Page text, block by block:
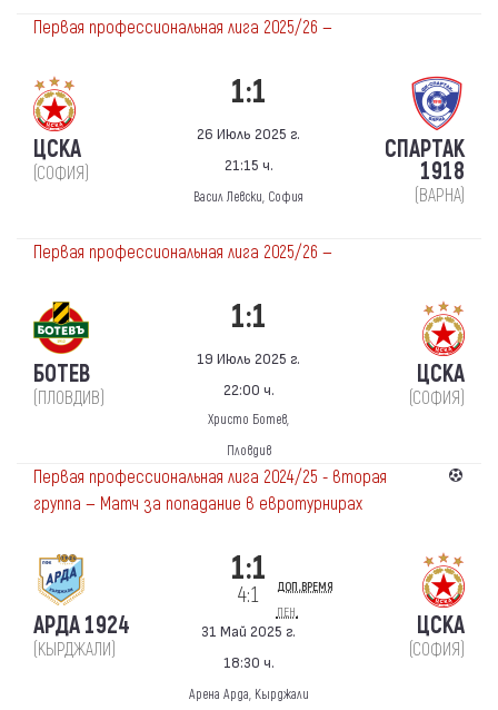
Первая профессиональная лига 2025/26 —
ЦСКА
(СОФИЯ)
1:1
26 Июль 2025 г.
21:15 ч.
Васил Левски, София
СПАРТАК
1918
(ВАРНА)
Первая профессиональная лига 2025/26 —
БОТЕВ
(ПЛОВДИВ)
1:1
19 Июль 2025 г.
22:00 ч.
Христо Ботев,
Пловдив
ЦСКА
(СОФИЯ)
Первая профессиональная лига 2024/25 - вторая
группа — Матч за попадание в евротурнирах
АРДА 1924
(КЫРДЖАЛИ)
1:1 доп.время
4:1
пен.
31 Май 2025 г.
18:30 ч.
Арена Арда, Кырджали
ЦСКА
(СОФИЯ)